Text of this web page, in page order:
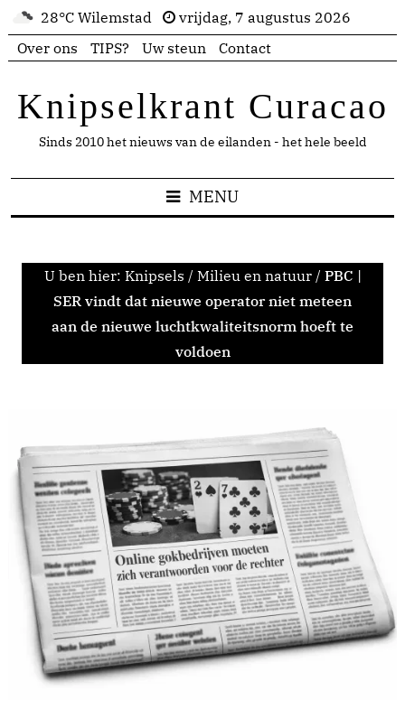
28°C Wilemstad
vrijdag, 7 augustus 2026
Over ons
TIPS? Uw steun Contact
Knipselkrant Curacao
Sinds 2010 het nieuws van de eilanden - het hele beeld
MENU
U ben hier: Knipsels / Milieu en natuur / PBC |
SER vindt dat nieuwe operator niet meteen
aan de nieuwe luchtkwaliteitsnorm hoeft te
voldoen